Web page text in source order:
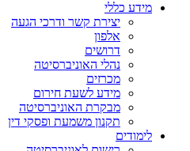
מידע כללי
יצירת קשר ודרכי הגעה
אלפון
דרושים
נהלי האוניברסיטה
מכרזים
מידע לשעת חירום
מבקרת האוניברסיטה
תקנון משמעת ופסקי דין
לימודים